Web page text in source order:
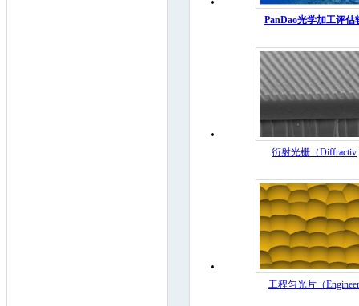
PanDao光学加工评估
衍射光栅（Diffractiv
工程匀光片（Engineer